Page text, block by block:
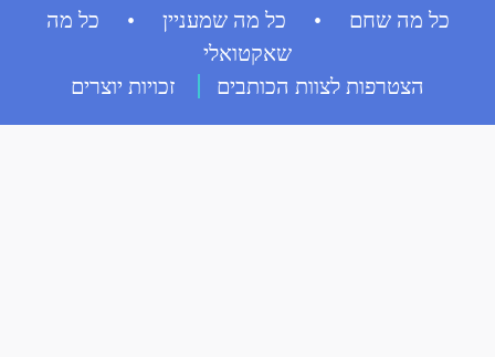
כל מה שחם • כל מה שמעניין • כל מה
שאקטואלי
הצטרפות לצוות הכותבים
זכויות יוצרים